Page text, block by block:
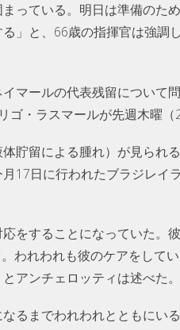
っている。明日は準備のた
」と、66歳の指揮官は強調
マールの代表残留について
・ラスマールが先週木曜（
留による腫れ）が見られ
17日に行われたブラジレイ
をすることになっていた。
われわれも彼のケアをして
アンチェロッティは述べた。
るまでわれわれとともにい